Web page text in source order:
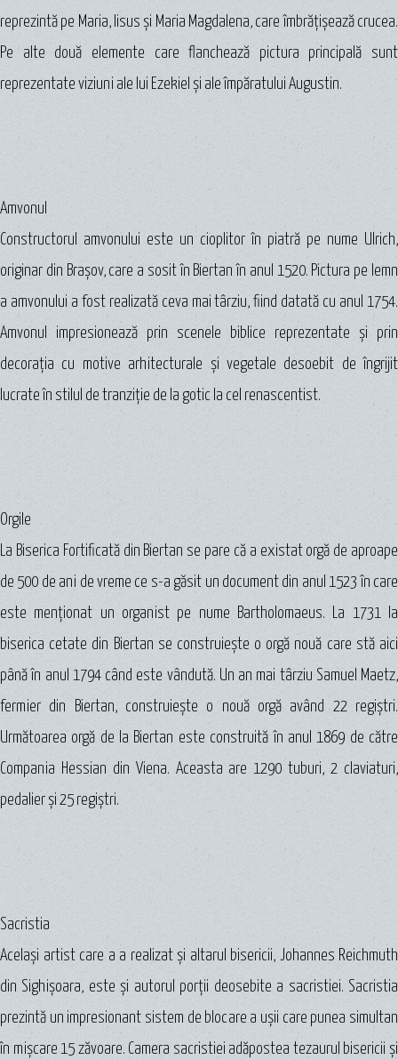
reprezintă pe Maria, Iisus şi Maria Magdalena, care îmbrăţişează crucea.
Pe alte două elemente care flanchează pictura principală sunt
reprezentate viziuni ale lui Ezekiel şi ale împăratului Augustin.
Amvonul
Constructorul amvonului este un cioplitor în piatră pe nume Ulrich,
originar din Braşov, care a sosit în Biertan în anul 1520. Pictura pe lemn
a amvonului a fost realizată ceva mai târziu, fiind datată cu anul 1754.
Amvonul impresionează prin scenele biblice reprezentate şi prin
decoraţia cu motive arhitecturale şi vegetale desoebit de îngrijit
lucrate în stilul de tranziţie de la gotic la cel renascentist.
Orgile
La Biserica Fortificată din Biertan se pare că a existat orgă de aproape
de 500 de ani de vreme ce s-a găsit un document din anul 1523 în care
este menţionat un organist pe nume Bartholomaeus. La 1731 la
biserica cetate din Biertan se construieşte o orgă nouă care stă aici
până în anul 1794 când este vândută. Un an mai târziu Samuel Maetz,
fermier din Biertan, construieşte o nouă orgă având 22 regiştri.
Următoarea orgă de la Biertan este construită în anul 1869 de către
Compania Hessian din Viena. Aceasta are 1290 tuburi, 2 claviaturi,
pedalier şi 25 regiştri.
Sacristia
Acelaşi artist care a a realizat şi altarul bisericii, Johannes Reichmuth
din Sighişoara, este şi autorul porţii deosebite a sacristiei. Sacristia
prezintă un impresionant sistem de blocare a uşii care punea simultan
în mişcare 15 zăvoare. Camera sacristiei adăpostea tezaurul bisericii şi